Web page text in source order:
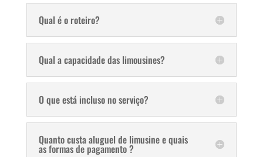
Qual é o roteiro?
Qual a capacidade das limousines?
O que está incluso no serviço?
Quanto custa aluguel de limusine e quais
as formas de pagamento ?